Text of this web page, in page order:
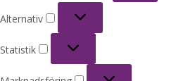
Alternativ
Statistik